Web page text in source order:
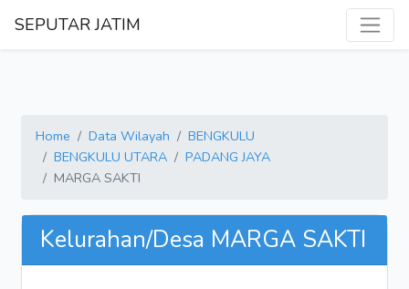
SEPUTAR JATIM
Home Data Wilayah
BENGKULU
BENGKULU UTARA
PADANG JAYA
MARGA SAKTI
Kelurahan/Desa MARGA SAKTI